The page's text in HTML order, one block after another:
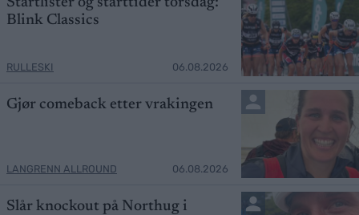
Blink Classics
RULLESKI 06.08.2026
Gjør comeback etter vrakingen
LANGRENN ALLROUND 06.08.2026
Slår knockout på Northug i